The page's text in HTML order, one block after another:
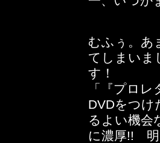
むふぅ。あ
てしまいま
す！
「『プロ
DVDをつけ
るよい機会
に濃厚!! 明